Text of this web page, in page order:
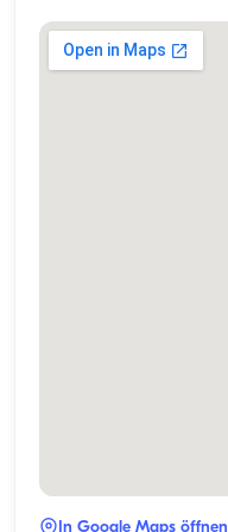
In Google Maps öffnen